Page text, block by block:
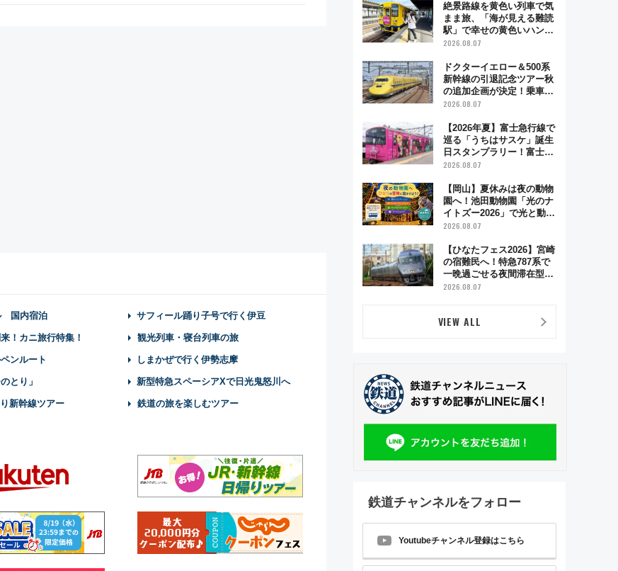
国内宿泊 サフィール踊り子号で行く伊豆
！カニ旅行特集！ 観光列車・寝台列車の旅
ンルート しまかぜで行く伊勢志摩
とり」 新型特急スペーシアXで日光鬼怒川へ
新幹線ツアー 鉄道の旅を楽しむツアー
絶景路線を黄色い列車で気
まま旅、「海が見える難読
駅」で幸せの黄色いハンカ
チに願いを 「新・鉄道ひ
「島原鉄道」
2026.08.07
ドクターイエロー＆500系
新幹線の引退記念ツアー秋
の追加企画が決定！乗車体
験やグッズ・ホテル情報ま
2026.08.07
【2026年夏】富士急行線で
巡る「うちはサスケ」誕生
日スタンプラリー！富士急
ハイランド限定グルメ＆グ
2026.08.07
【岡山】夏休みは夜の動物
園へ！池田動物園「光のナ
イトズー2026」で光と動物
が彩る特別な夜
2026.08.07
【ひなたフェス2026】宮崎
の宿難民へ！特急787系で
一晩過ごせる夜間滞在型イ
ベント「スワローおひさ
2026.08.07
VIEW ALL
鉄道チャンネルをフォロー
Youtubeチャンネル登録はこちら